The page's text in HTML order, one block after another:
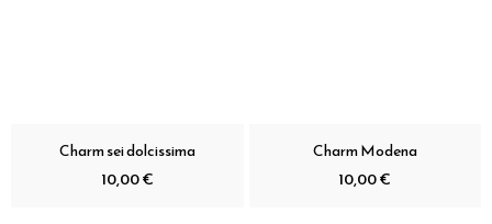
Charm sei dolcissima
10,00 €
Charm Modena
10,00 €